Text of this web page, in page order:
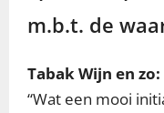
m.b.t. de
Tabak Wijn en zo:
“Wat een mooi